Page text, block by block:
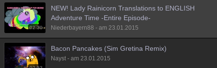
02:30
NEW! Lady Rainicorn Translations to ENGLISH
Adventure Time -Entire Episode-
Niederbayern88 - am 23.01.2015
Bacon Pancakes (Sim Gretina Remix)
Nayst - am 23.01.2015